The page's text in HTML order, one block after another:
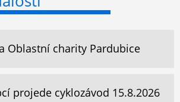
Oblastní charity Pardubice
projede cyklozávod 15.8.2026